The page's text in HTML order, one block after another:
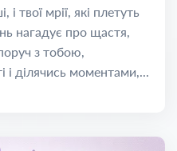
твої мрії, які плетуть
нагадує про щастя,
з тобою,
і ділячись моментами,...